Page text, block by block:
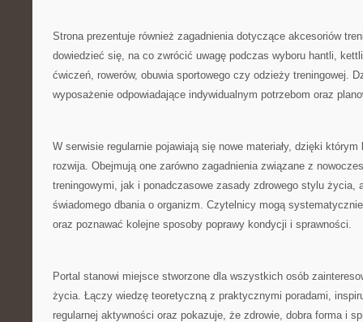
Strona prezentuje również zagadnienia dotyczące akcesoriów
dowiedzieć się, na co zwrócić uwagę podczas wyboru hantli,
ćwiczeń, rowerów, obuwia sportowego czy odzieży treningowej.
wyposażenie odpowiadające indywidualnym potrzebom oraz
W serwisie regularnie pojawiają się nowe materiały, dzięki
rozwija. Obejmują one zarówno zagadnienia związane z
treningowymi, jak i ponadczasowe zasady zdrowego stylu życia,
świadomego dbania o organizm. Czytelnicy mogą
oraz poznawać kolejne sposoby poprawy kondycji i sprawności.
Portal stanowi miejsce stworzone dla wszystkich osób
życia. Łączy wiedzę teoretyczną z praktycznymi poradami,
regularnej aktywności oraz pokazuje, że zdrowie, dobra forma i